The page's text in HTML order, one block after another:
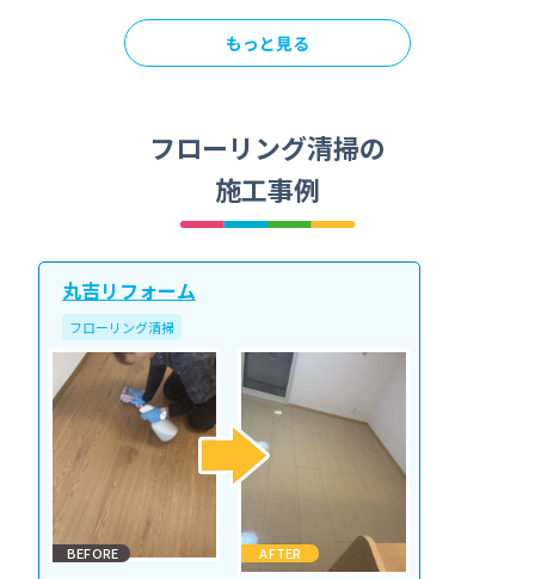
もっと見る
フローリング清掃の
施工事例
丸吉リフォーム
フローリング清掃
BEFORE AFTER